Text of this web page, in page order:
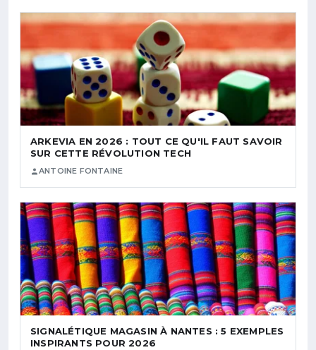
ARKEVIA EN 2026 : TOUT CE QU'IL FAUT SAVOIR
SUR CETTE RÉVOLUTION TECH
ANTOINE FONTAINE
SIGNALÉTIQUE MAGASIN À NANTES : 5 EXEMPLES
INSPIRANTS POUR 2026